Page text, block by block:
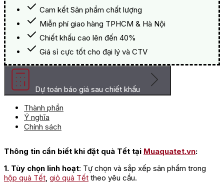
Cam kết Sản phẩm chất lượng
Miễn phí giao hàng TPHCM & Hà Nội
Chiết khấu cao lên đến 40%
Giá sỉ cực tốt cho đại lý và CTV
Dự toán báo giá sau chiết khấu
Thành phần
Ý nghĩa
Chính sách
Thông tin cần biết khi đặt quà Tết tại Muaquatet.vn:
1. Tùy chọn linh hoạt: Tự chọn và sắp xếp sản phẩm trong
hộp quà Tết giỏ quà Tết theo yêu cầu.